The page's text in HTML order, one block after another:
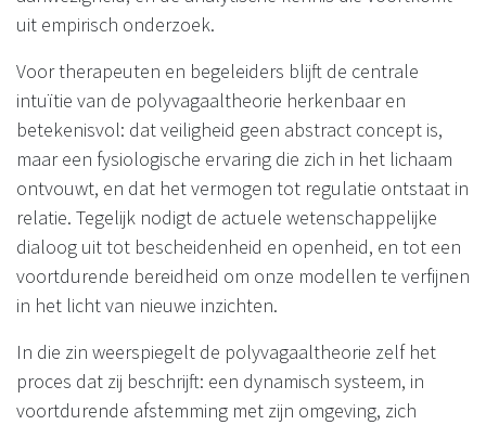
uit empirisch onderzoek.
Voor therapeuten en begeleiders blijft de centrale
intuïtie van de polyvagaaltheorie herkenbaar en
betekenisvol: dat veiligheid geen abstract concept is,
maar een fysiologische ervaring die zich in het lichaam
ontvouwt, en dat het vermogen tot regulatie ontstaat in
relatie. Tegelijk nodigt de actuele wetenschappelijke
dialoog uit tot bescheidenheid en openheid, en tot een
voortdurende bereidheid om onze modellen te verfijnen
in het licht van nieuwe inzichten.
In die zin weerspiegelt de polyvagaaltheorie zelf het
proces dat zij beschrijft: een dynamisch systeem, in
voortdurende afstemming met zijn omgeving, zich